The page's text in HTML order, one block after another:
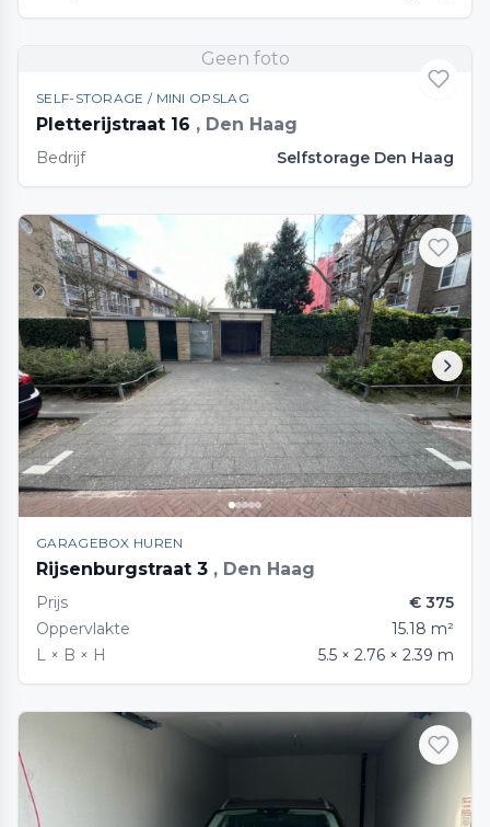
Geen foto
SELF-STORAGE / MINI OPSLAG
Pletterijstraat 16 , Den Haag
Bedrijf Selfstorage Den Haag
GARAGEBOX HUREN
Rijsenburgstraat 3 , Den Haag
Prijs
€ 375
Oppervlakte
15.18 m²
L × B × H
5.5 × 2.76 × 2.39 m